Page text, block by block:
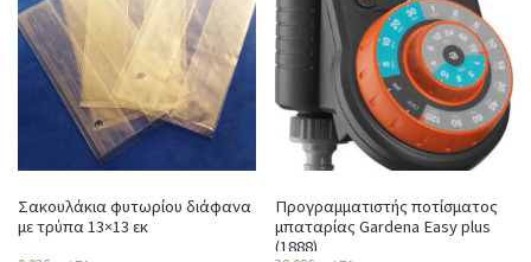
Σακουλάκια φυτωρίου διάφανα
με τρύπα 13×13 εκ
Προγραμματιστής ποτίσματος
μπαταρίας Gardena Easy plus
(1888)